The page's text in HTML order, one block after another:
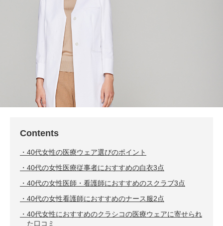
Contents
40代女性の医療ウェア選びのポイント
40代の女性医療従事者におすすめの白衣3点
40代の女性医師・看護師におすすめのスクラブ3点
40代の女性看護師におすすめのナース服2点
40代女性におすすめのクラシコの医療ウェアに寄せられ
た口コミ